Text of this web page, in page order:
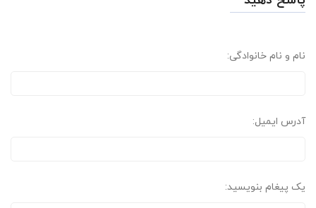
نام و نام خانوادگی:
آدرس ایمیل:
یک پیغام بنویسید: